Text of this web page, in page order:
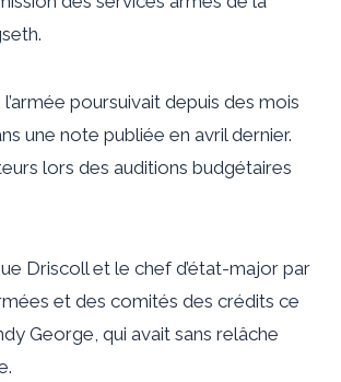
poursuivait depuis des mois
une note publiée en avril dernier.
lors des auditions budgétaires
Driscoll et le chef d’état-major par
et des comités des crédits ce
George, qui avait sans relâche